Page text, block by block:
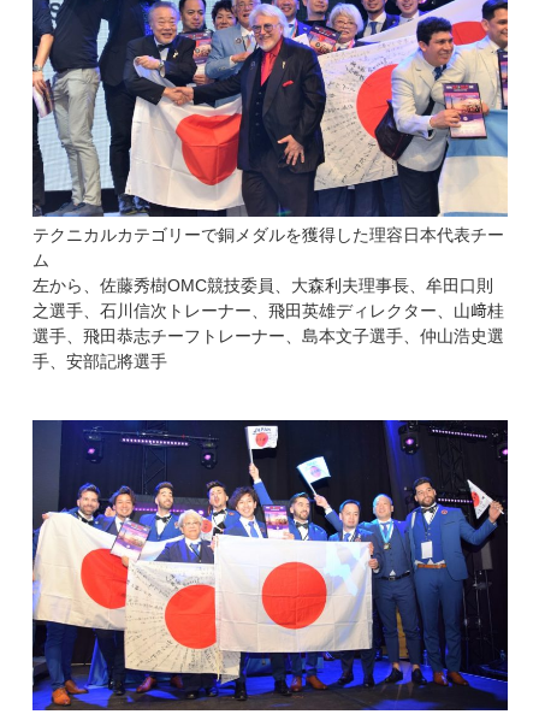
テクニカルカテゴリーで銅メダルを獲得した理容日本代表チー
ム
左から、佐藤秀樹OMC競技委員、大森利夫理事長、牟田口則
之選手、石川信次トレーナー、飛田英雄ディレクター、山﨑桂
選手、飛田恭志チーフトレーナー、島本文子選手、仲山浩史選
手、安部記將選手